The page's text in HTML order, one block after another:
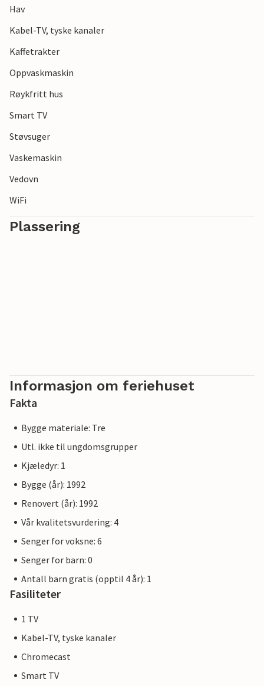
Hav
Kabel-TV, tyske kanaler
Kaffetrakter
Oppvaskmaskin
Røykfritt hus
Smart TV
Støvsuger
Vaskemaskin
Vedovn
WiFi
Plassering
Informasjon om feriehuset
Fakta
Bygge materiale: Tre
Utl. ikke til ungdomsgrupper
Kjæledyr: 1
Bygge (år): 1992
Renovert (år): 1992
Vår kvalitetsvurdering: 4
Senger for voksne: 6
Senger for barn: 0
Antall barn gratis (opptil 4 år): 1
Fasiliteter
1 TV
Kabel-TV, tyske kanaler
Chromecast
Smart TV